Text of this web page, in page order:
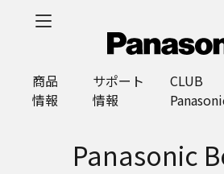
商品
情報
サポート
情報
CLUB
Panasonic